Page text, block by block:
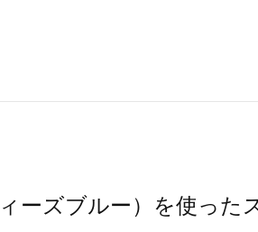
ーズブルー）を使った